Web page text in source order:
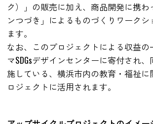
ク）」の販売に加え、商品開発に携わ
ンつづき」によるものづくりワークシ
ます。
なお、このプロジェクトによる収益の
マSDGsデザインセンターに寄付され
施している、横浜市内の教育・福祉に
ロジェクトに活用されます。